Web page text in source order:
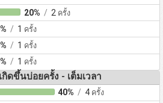
20% / 2 ครั้ง
/ 1 ครั้ง
/ 1 ครั้ง
/ 1 ครั้ง
ดขึ้นบ่อยครั้ง - เต็มเวลา
40% / 4 ครั้ง